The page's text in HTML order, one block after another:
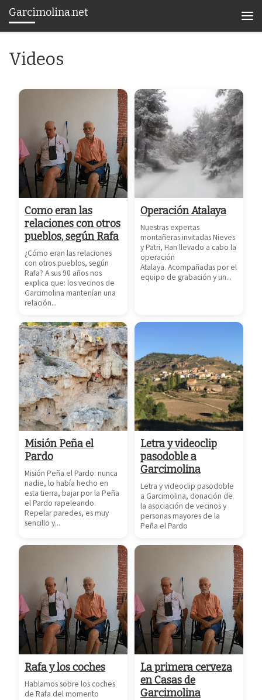
Saltar al contenido
Garcimolina.net
Videos
Como eran las
relaciones con otros
pueblos, según Rafa
¿Cómo eran las relaciones
con otros pueblos, según
Rafa? A sus 90 años nos
explica que: los vecinos de
Garcimolina mantenían una
relación...
Operación Atalaya
Nuestras expertas
montañeras invitadas Nieves
y Patri, Han llevado a cabo la
operación
Atalaya. Acompañadas por el
equipo de grabación y un...
Misión Peña el
Pardo
Misión Peña el Pardo: nunca
nadie, lo había hecho en
esta tierra, bajar por la Peña
el Pardo rapeleando.
Repelar paredes, es muy
sencillo y...
Letra y videoclip
pasodoble a
Garcimolina
Letra y videoclip pasodoble
a Garcimolina, donación de
la asociación de vecinos y
personas mayores de la
Peña el Pardo
Rafa y los coches
Hablamos sobre los coches
de Rafa del momento
La primera cerveza
en Casas de
Garcimolina